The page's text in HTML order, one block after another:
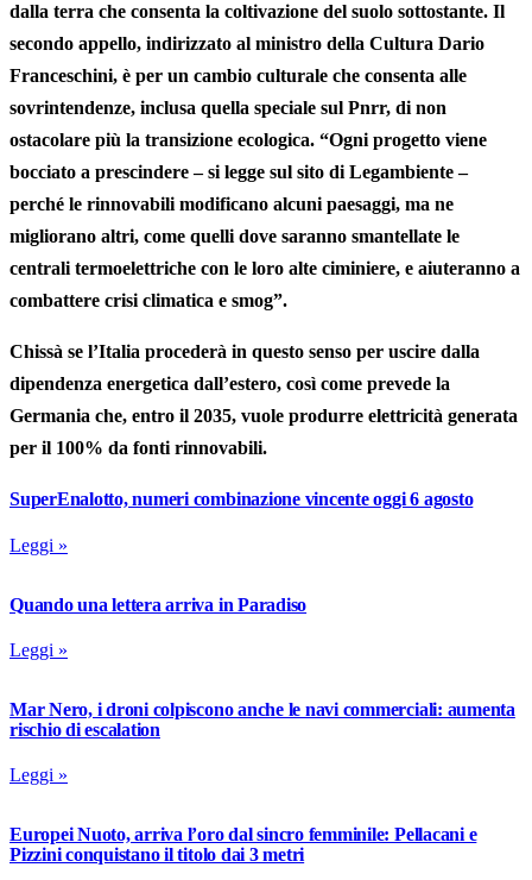
dalla terra che consenta la coltivazione del suolo sottostante. Il
secondo appello, indirizzato al ministro della Cultura Dario
Franceschini, è per un cambio culturale che consenta alle
sovrintendenze, inclusa quella speciale sul Pnrr, di non
ostacolare più la transizione ecologica. “Ogni progetto viene
bocciato a prescindere – si legge sul sito di Legambiente –
perché le rinnovabili modificano alcuni paesaggi, ma ne
migliorano altri, come quelli dove saranno smantellate le
centrali termoelettriche con le loro alte ciminiere, e aiuteranno a
combattere crisi climatica e smog”.
Chissà se l’Italia procederà in questo senso per uscire dalla
dipendenza energetica dall’estero, così come prevede la
Germania che, entro il 2035, vuole produrre elettricità generata
per il 100% da fonti rinnovabili.
SuperEnalotto, numeri combinazione vincente oggi 6 agosto
Leggi »
Quando una lettera arriva in Paradiso
Leggi »
Mar Nero, i droni colpiscono anche le navi commerciali: aumenta
rischio di escalation
Leggi »
Europei Nuoto, arriva l’oro dal sincro femminile: Pellacani e
Pizzini conquistano il titolo dai 3 metri